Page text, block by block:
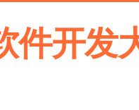
件开发